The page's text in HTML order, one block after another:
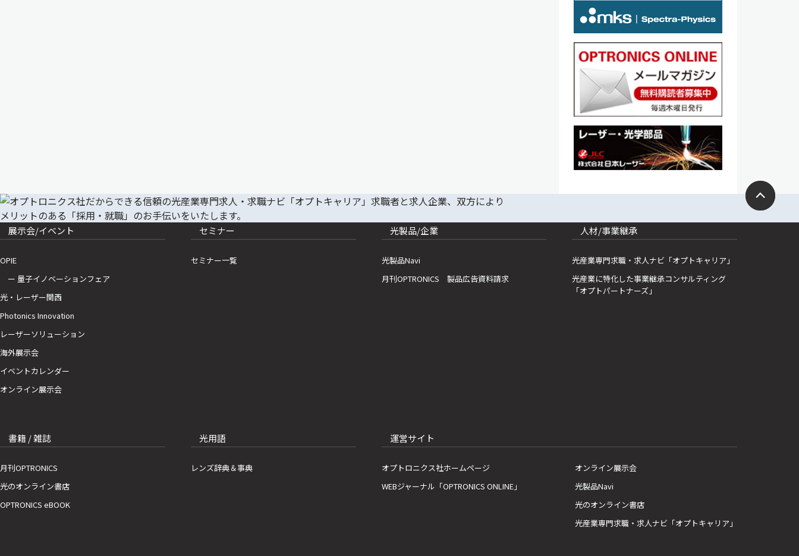
展示会/イベント
OPIE
ー 量子イノベーションフェア
光・レーザー関西
Photonics Innovation
レーザーソリューション
海外展示会
イベントカレンダー
オンライン展示会
セミナー
セミナー一覧
光製品/企業
光製品Navi
月刊OPTRONICS 製品広告資料請求
人材/事業継承
光産業専門求職・求人ナビ「オプトキャリア」
光産業に特化した事業継承コンサルティング
「オプトパートナーズ」
書籍 / 雑誌
月刊OPTRONICS
光のオンライン書店
OPTRONICS eBOOK
光用語
レンズ辞典＆事典
運営サイト
オプトロニクス社ホームページ
WEBジャーナル「OPTRONICS ONLINE」
オンライン展示会
光製品Navi
光のオンライン書店
光産業専門求職・求人ナビ「オプトキャリア」